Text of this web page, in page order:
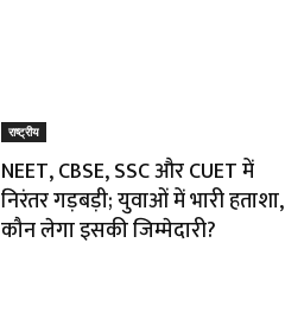
राष्ट्रीय
NEET, CBSE, SSC और CUET में
निरंतर गड़बड़ी; युवाओं में भारी हताशा,
कौन लेगा इसकी जिम्मेदारी?